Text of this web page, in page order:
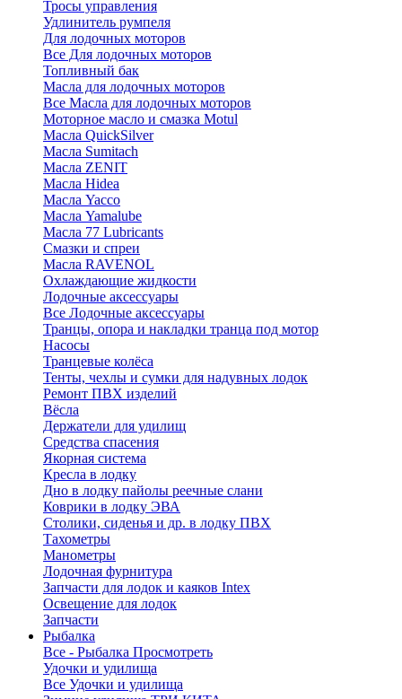
Тросы управления
Удлинитель румпеля
Для лодочных моторов
Все Для лодочных моторов
Топливный бак
Масла для лодочных моторов
Все Масла для лодочных моторов
Моторное масло и смазка Motul
Масла QuickSilver
Масла Sumitach
Масла ZENIT
Масла Hidea
Масла Yacco
Масла Yamalube
Масла 77 Lubricants
Смазки и спреи
Масла RAVENOL
Охлаждающие жидкости
Лодочные аксессуары
Все Лодочные аксессуары
Транцы, опора и накладки транца под мотор
Насосы
Транцевые колёса
Тенты, чехлы и сумки для надувных лодок
Ремонт ПВХ изделий
Вёсла
Держатели для удилищ
Средства спасения
Якорная система
Кресла в лодку
Дно в лодку пайолы реечные слани
Коврики в лодку ЭВА
Столики, сиденья и др. в лодку ПВХ
Тахометры
Манометры
Лодочная фурнитура
Запчасти для лодок и каяков Intex
Освещение для лодок
Запчасти
Рыбалка
Все - Рыбалка Просмотреть
Удочки и удилища
Все Удочки и удилища